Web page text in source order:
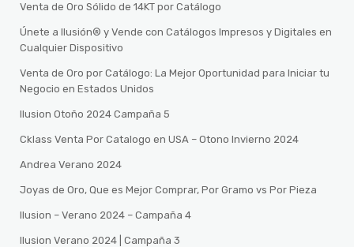
Venta de Oro Sólido de 14KT por Catálogo
Únete a Ilusión® y Vende con Catálogos Impresos y Digitales en
Cualquier Dispositivo
Venta de Oro por Catálogo: La Mejor Oportunidad para Iniciar tu
Negocio en Estados Unidos
Ilusion Otoño 2024 Campaña 5
Cklass Venta Por Catalogo en USA – Otono Invierno 2024
Andrea Verano 2024
Joyas de Oro, Que es Mejor Comprar, Por Gramo vs Por Pieza
Ilusion – Verano 2024 – Campaña 4
Ilusion Verano 2024 | Campaña 3